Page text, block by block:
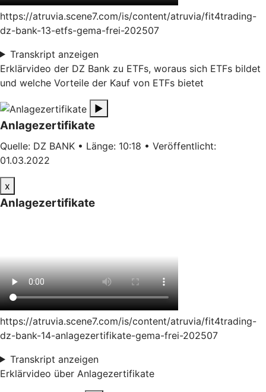
https://atruvia.scene7.com/is/content/atruvia/fit4trading-
dz-bank-13-etfs-gema-frei-202507
Transkript anzeigen
Erklärvideo der DZ Bank zu ETFs, woraus sich ETFs bildet
und welche Vorteile der Kauf von ETFs bietet
▶
Anlagezertifikate
Quelle: DZ BANK • Länge: 10:18 • Veröffentlicht:
01.03.2022
x
Anlagezertifikate
https://atruvia.scene7.com/is/content/atruvia/fit4trading-
dz-bank-14-anlagezertifikate-gema-frei-202507
Transkript anzeigen
Erklärvideo über Anlagezertifikate